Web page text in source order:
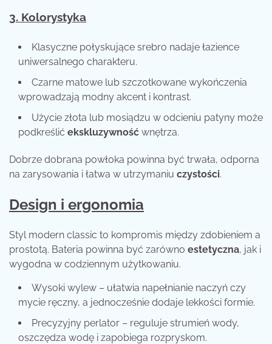
3. Kolorystyka
Klasyczne połyskujące srebro nadaje łazience
uniwersalnego charakteru.
Czarne matowe lub szczotkowane wykończenia
wprowadzają modny akcent i kontrast.
Użycie złota lub mosiądzu w odcieniu patyny może
podkreślić ekskluzywność wnętrza.
Dobrze dobrana powłoka powinna być trwała, odporna
na zarysowania i łatwa w utrzymaniu czystości.
Design i ergonomia
Styl modern classic to kompromis między zdobieniem a
prostotą. Bateria powinna być zarówno estetyczna, jak i
wygodna w codziennym użytkowaniu.
Wysoki wylew – ułatwia napełnianie naczyń czy
mycie ręczny, a jednocześnie dodaje lekkości formie.
Precyzyjny perlator – reguluje strumień wody,
oszczędza wodę i zapobiega rozpryskom.